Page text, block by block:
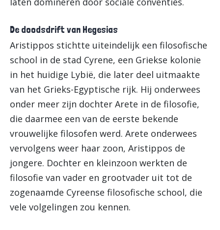
De doodsdrift van Hegesias
Aristippos stichtte uiteindelijk een filosofische
school in de stad Cyrene, een Griekse kolonie
in het huidige Lybië, die later deel uitmaakte
van het Grieks-Egyptische rijk. Hij onderwees
onder meer zijn dochter Arete in de filosofie,
die daarmee een van de eerste bekende
vrouwelijke filosofen werd. Arete onderwees
vervolgens weer haar zoon, Aristippos de
jongere. Dochter en kleinzoon werkten de
filosofie van vader en grootvader uit tot de
zogenaamde Cyreense filosofische school, die
vele volgelingen zou kennen.